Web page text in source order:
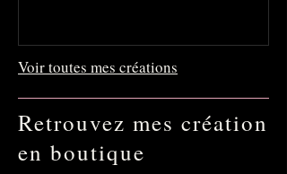
Voir toutes mes créations
Retrouvez mes création
en boutique